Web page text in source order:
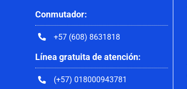
Conmutador:
+57 (608) 8631818
Línea gratuita de atención:
(+57) 018000943781